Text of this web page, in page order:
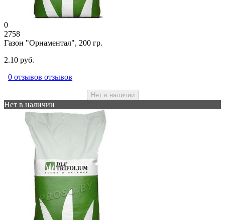
0
2758
Газон "Орнаментал", 200 гр.
2.10 руб.
0 отзывов отзывов
Нет в наличии
Нет в наличии